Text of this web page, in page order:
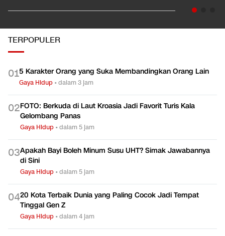
TERPOPULER
015 Karakter Orang yang Suka Membandingkan Orang Lain
Gaya Hidup •dalam 3 jam
02FOTO: Berkuda di Laut Kroasia Jadi Favorit Turis Kala
Gelombang Panas
Gaya Hidup •dalam 5 jam
03Apakah Bayi Boleh Minum Susu UHT? Simak Jawabannya
di Sini
Gaya Hidup •dalam 5 jam
0420 Kota Terbaik Dunia yang Paling Cocok Jadi Tempat
Tinggal Gen Z
Gaya Hidup •dalam 4 jam